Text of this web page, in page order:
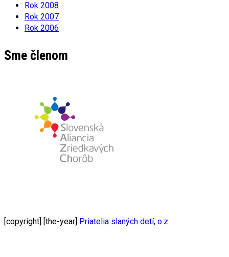
Rok 2008
Rok 2007
Rok 2006
Sme členom
[copyright] [the-year] Priatelia slaných detí, o.z.